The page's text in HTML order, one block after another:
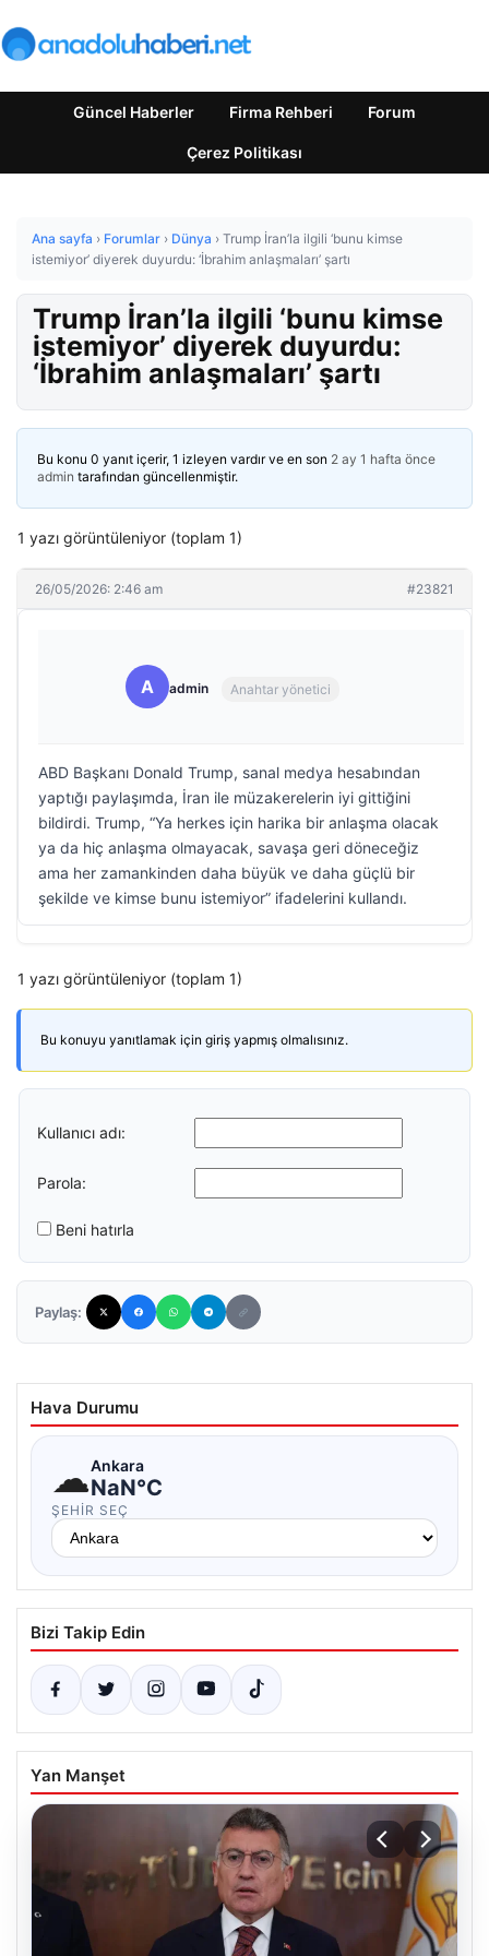
Güncel Haberler Firma Rehberi Forum
Çerez Politikası
Ana sayfa › Forumlar › Dünya › Trump İran’la ilgili ‘bunu kimse
istemiyor’ diyerek duyurdu: ‘İbrahim anlaşmaları’ şartı
Trump İran’la ilgili ‘bunu kimse
istemiyor’ diyerek duyurdu:
‘İbrahim anlaşmaları’ şartı
Bu konu 0 yanıt içerir, 1 izleyen vardır ve en son 2 ay 1 hafta önce
admin tarafından güncellenmiştir.
1 yazı görüntüleniyor (toplam 1)
26/05/2026: 2:46 am #23821
A admin Anahtar yönetici
ABD Başkanı Donald Trump, sanal medya hesabından
yaptığı paylaşımda, İran ile müzakerelerin iyi gittiğini
bildirdi. Trump, “Ya herkes için harika bir anlaşma olacak
ya da hiç anlaşma olmayacak, savaşa geri döneceğiz
ama her zamankinden daha büyük ve daha güçlü bir
şekilde ve kimse bunu istemiyor” ifadelerini kullandı.
1 yazı görüntüleniyor (toplam 1)
Bu konuyu yanıtlamak için giriş yapmış olmalısınız.
Kullanıcı adı:
Parola:
Beni hatırla
Paylaş:
Hava Durumu
☁Ankara
NaN°C
ŞEHIR SEÇ
Bizi Takip Edin
Yan Manşet